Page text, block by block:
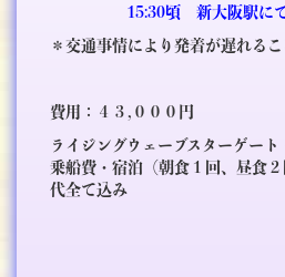
15:30頃 新大阪駅に
＊交通事情により発着が遅れるこ
費用：４３,０００円
ライジングウェーブスターゲート
乗船費・宿泊（朝食１回、昼食
代全て込み